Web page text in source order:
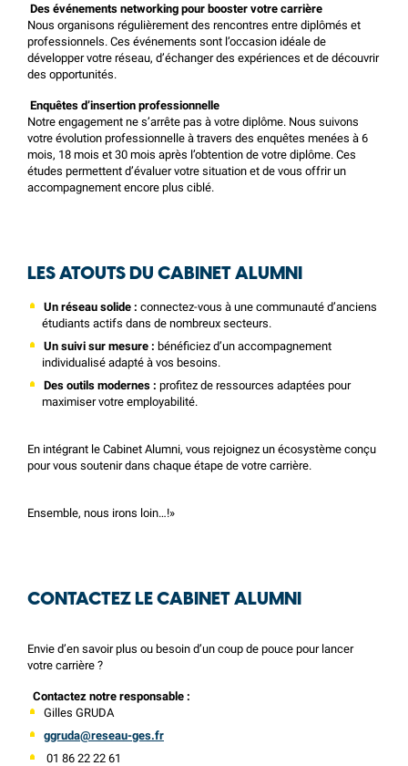
Des événements networking pour booster votre carrière
Nous organisons régulièrement des rencontres entre diplômés et
professionnels. Ces événements sont l’occasion idéale de
développer votre réseau, d’échanger des expériences et de découvrir
des opportunités.
Enquêtes d’insertion professionnelle
Notre engagement ne s’arrête pas à votre diplôme. Nous suivons
votre évolution professionnelle à travers des enquêtes menées à 6
mois, 18 mois et 30 mois après l’obtention de votre diplôme. Ces
études permettent d’évaluer votre situation et de vous offrir un
accompagnement encore plus ciblé.
LES ATOUTS DU CABINET ALUMNI
Un réseau solide : connectez-vous à une communauté d’anciens
étudiants actifs dans de nombreux secteurs.
Un suivi sur mesure : bénéficiez d’un accompagnement
individualisé adapté à vos besoins.
Des outils modernes : profitez de ressources adaptées pour
maximiser votre employabilité.
En intégrant le Cabinet Alumni, vous rejoignez un écosystème conçu
pour vous soutenir dans chaque étape de votre carrière.
Ensemble, nous irons loin…!»
CONTACTEZ LE CABINET ALUMNI
Envie d’en savoir plus ou besoin d’un coup de pouce pour lancer
votre carrière ?
Contactez notre responsable :
Gilles GRUDA
ggruda@reseau-ges.fr
01 86 22 22 61